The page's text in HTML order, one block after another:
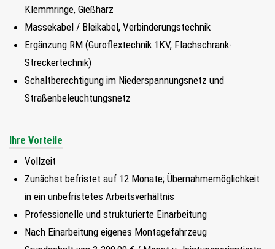
Klemmringe, Gießharz
Massekabel / Bleikabel, Verbinderungstechnik
Ergänzung RM (Guroflextechnik 1KV, Flachschrank-
Streckertechnik)
Schaltberechtigung im Niederspannungsnetz und
Straßenbeleuchtungsnetz
Ihre Vorteile
Vollzeit
Zunächst befristet auf 12 Monate; Übernahmemöglichkeit
in ein unbefristetes Arbeitsverhältnis
Professionelle und strukturierte Einarbeitung
Nach Einarbeitung eigenes Montagefahrzeug